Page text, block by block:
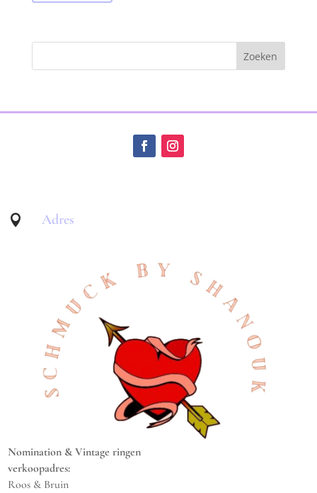
 Adres
Nomination & Vintage ringen
verkoopadres:
Roos & Bruin